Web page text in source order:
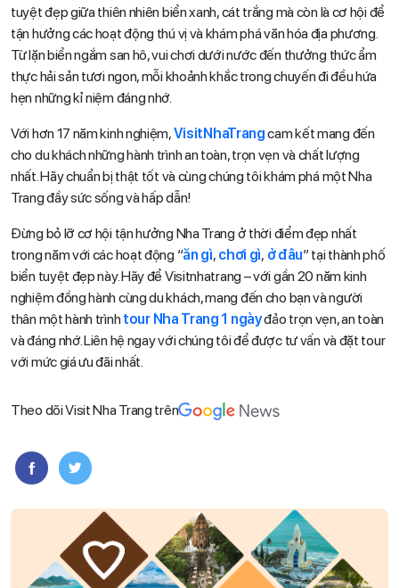
tuyệt đẹp giữa thiên nhiên biển xanh, cát trắng mà còn là cơ hội để
tận hưởng các hoạt động thú vị và khám phá văn hóa địa phương.
Từ lặn biển ngắm san hô, vui chơi dưới nước đến thưởng thức ẩm
thực hải sản tươi ngon, mỗi khoảnh khắc trong chuyến đi đều hứa
hẹn những kỉ niệm đáng nhớ.
Với hơn 17 năm kinh nghiệm,VisitNhaTrangcam kết mang đến
cho du khách những hành trình an toàn, trọn vẹn và chất lượng
nhất. Hãy chuẩn bị thật tốt và cùng chúng tôi khám phá một Nha
Trang đầy sức sống và hấp dẫn!
Đừng bỏ lỡ cơ hội tận hưởng Nha Trang ở thời điểm đẹp nhất
trong năm với các hoạt động “ăn gì, chơi gì, ở đâu” tại thành phố
biển tuyệt đẹp này. Hãy để Visitnhatrang – với gần 20 năm kinh
nghiệm đồng hành cùng du khách, mang đến cho bạn và người
thân một hành trình tour Nha Trang 1 ngàyđảo trọn vẹn, an toàn
và đáng nhớ. Liên hệ ngay với chúng tôi để được tư vấn và đặt tour
với mức giá ưu đãi nhất.
Theo dõi Visit Nha Trang trên